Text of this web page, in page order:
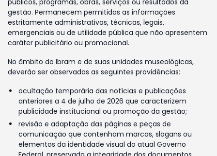
públicos, programas, obras, serviços ou resultados da
gestão. Permanecem permitidas as informações
estritamente administrativas, técnicas, legais,
emergenciais ou de utilidade pública que não apresentem
caráter publicitário ou promocional.
No âmbito do Ibram e de suas unidades museológicas,
deverão ser observadas as seguintes providências:
ocultação temporária das notícias e publicações
anteriores a 4 de julho de 2026 que caracterizem
publicidade institucional ou promoção da gestão;
revisão e adaptação das páginas e peças de
comunicação que contenham marcas, slogans ou
elementos da identidade visual do atual Governo